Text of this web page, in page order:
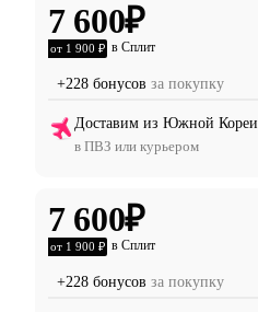
7 600₽
от 1 900 ₽ в Сплит
+228 бонусов за покупку
Доставим из Южной Кореи
в ПВЗ или курьером
7 600₽
от 1 900 ₽ в Сплит
+228 бонусов за покупку